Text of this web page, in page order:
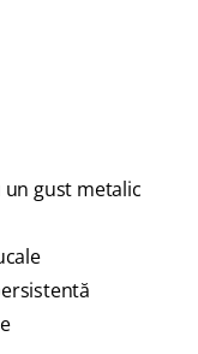
gust metalic